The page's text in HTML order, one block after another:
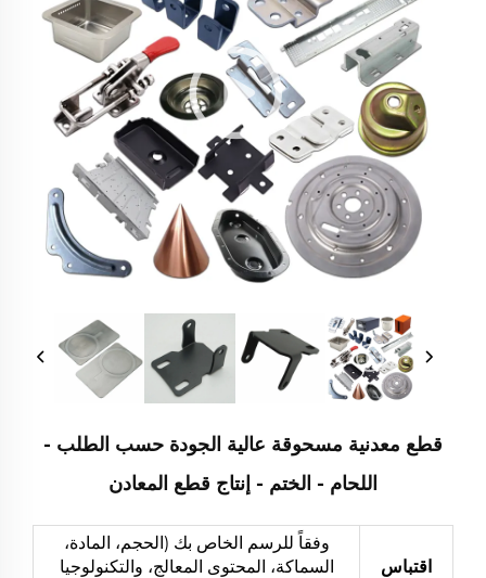
قطع معدنية مسحوقة عالية الجودة حسب الطلب -
اللحام - الختم - إنتاج قطع المعادن
اقتباس
وفقاً للرسم الخاص بك (الحجم، المادة،
السماكة، المحتوى المعالج، والتكنولوجيا